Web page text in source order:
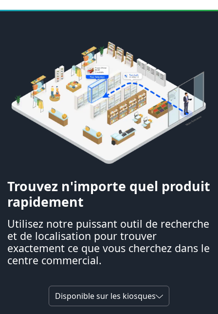
Trouvez n'importe quel produit
rapidement
Utilisez notre puissant outil de recherche
et de localisation pour trouver
exactement ce que vous cherchez dans le
centre commercial.
Disponible sur les kiosques